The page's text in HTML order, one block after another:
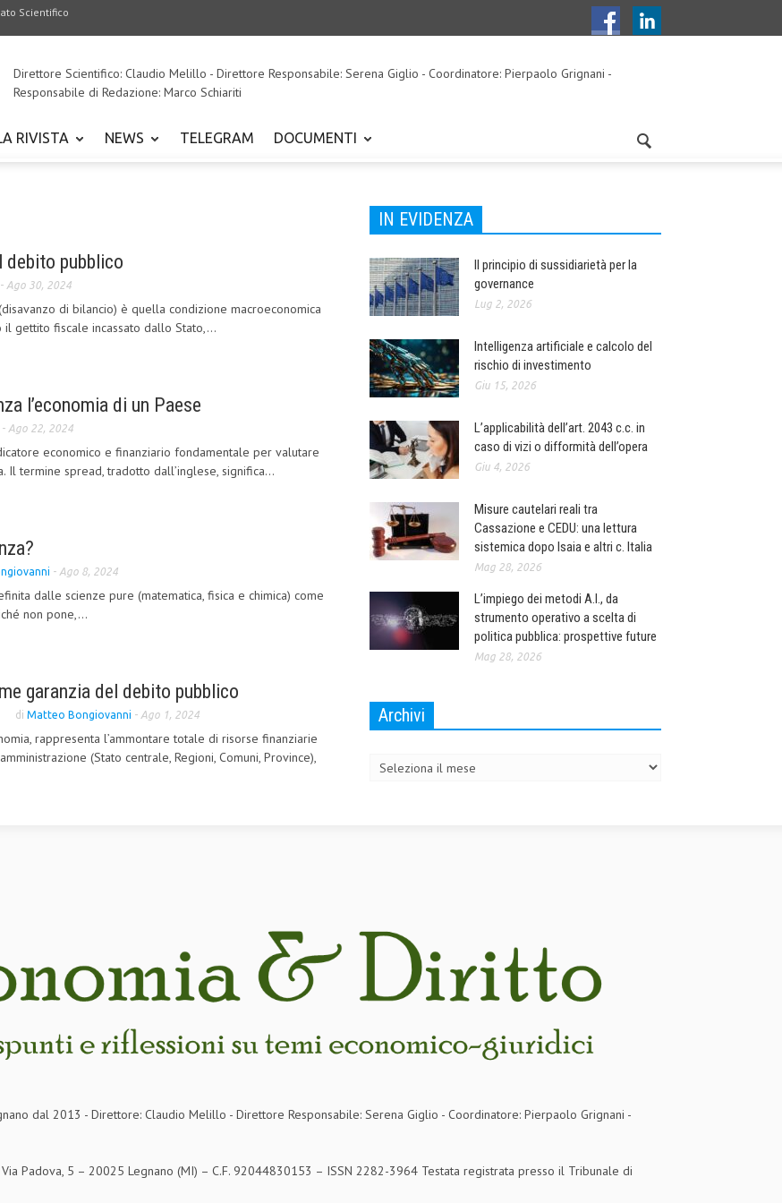
Scientifico
Direttore Scientifico: Claudio Melillo - Direttore Responsabile: Serena Giglio - Coordinatore: Pierpaolo Grignani -
Responsabile di Redazione: Marco Schiariti
RIVISTA NEWS TELEGRAM DOCUMENTI
debito pubblico
- Ago 30, 2024
di bilancio) è quella condizione macroeconomica
gettito fiscale incassato dallo Stato,...
l’economia di un Paese
- Ago 22, 2024
economico e finanziario fondamentale per valutare
Il termine spread, tradotto dall’inglese, significa...
- Ago 8, 2024
dalle scienze pure (matematica, fisica e chimica) come
non pone,...
garanzia del debito pubblico
di Matteo Bongiovanni - Ago 1, 2024
rappresenta l’ammontare totale di risorse finanziarie
(Stato centrale, Regioni, Comuni, Province),
IN EVIDENZA
Il principio di sussidiarietà per la
governance
Lug 2, 2026
Intelligenza artificiale e calcolo del
rischio di investimento
Giu 15, 2026
L’applicabilità dell’art. 2043 c.c. in
caso di vizi o difformità dell’opera
Giu 4, 2026
Misure cautelari reali tra
Cassazione e CEDU: una lettura
sistemica dopo Isaia e altri c. Italia
Mag 28, 2026
L’impiego dei metodi A.I., da
strumento operativo a scelta di
politica pubblica: prospettive future
Mag 28, 2026
Archivi
dal 2013 - Direttore: Claudio Melillo - Direttore Responsabile: Serena Giglio - Coordinatore: Pierpaolo Grignani -
Padova, 5 – 20025 Legnano (MI) – C.F. 92044830153 – ISSN 2282-3964 Testata registrata presso il Tribunale di